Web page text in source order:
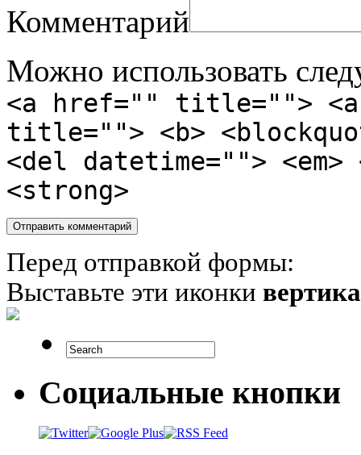
Комментарий
Можно использовать
<a href="" title="">
title=""> <b>
<del datetime="">
<strong>
Перед отправкой формы:
Выставьте эти иконки
Социальные кнопки